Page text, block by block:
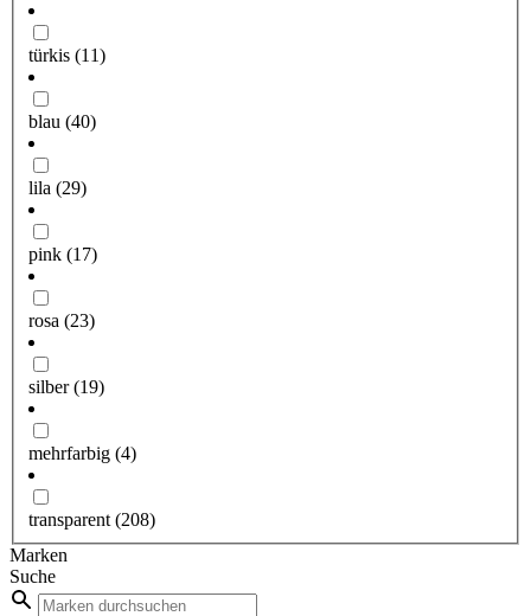
türkis (11)
blau (40)
lila (29)
pink (17)
rosa (23)
silber(19)
mehrfarbig (4)
transparent (208)
Marken
Suche